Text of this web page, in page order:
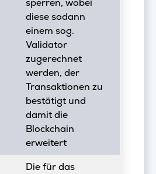
sperren, wobei
diese sodann
einem sog.
Validator
zugerechnet
werden, der
Transaktionen zu
bestätigt und
damit die
Blockchain
erweitert
Die für das